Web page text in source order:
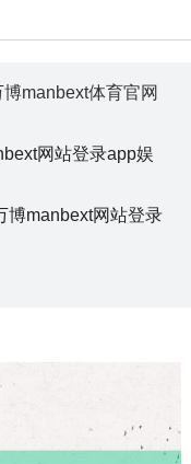
manbext体育官网
网站登录app娱
博manbext网站登录